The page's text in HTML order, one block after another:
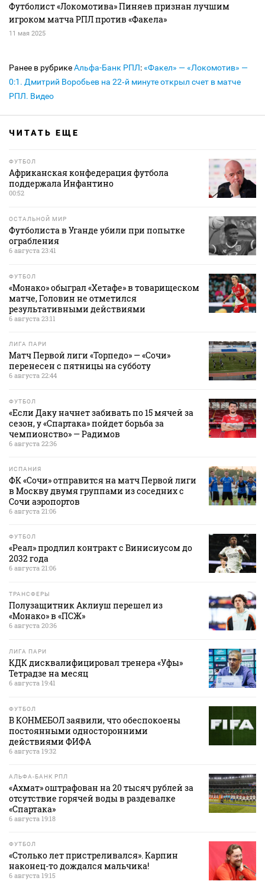
Футболист «Локомотива» Пиняев признан лучшим
игроком матча РПЛ против «Факела»
11 мая 2025
Ранее в рубрикеАльфа-Банк РПЛ:«Факел» — «Локомотив» —
0:1. Дмитрий Воробьев на 22‑й минуте открыл счет в матче
РПЛ. Видео
ЧИТАТЬ ЕЩЕ
ФУТБОЛ
Африканская конфедерация футбола
поддержала Инфантино
00:52
ОСТАЛЬНОЙ МИР
Футболиста в Уганде убили при попытке
ограбления
6 августа 23:41
ФУТБОЛ
«Монако» обыграл «Хетафе» в товарищеском
матче, Головин не отметился
результативными действиями
6 августа 23:11
ЛИГА ПАРИ
Матч Первой лиги «Торпедо» — «Сочи»
перенесен с пятницы на субботу
6 августа 22:44
ФУТБОЛ
«Если Даку начнет забивать по 15 мячей за
сезон, у «Спартака» пойдет борьба за
чемпионство» — Радимов
6 августа 22:36
ИСПАНИЯ
ФК «Сочи» отправится на матч Первой лиги
в Москву двумя группами из соседних с
Сочи аэропортов
6 августа 21:06
ФУТБОЛ
«Реал» продлил контракт с Винисиусом до
2032 года
6 августа 21:06
ТРАНСФЕРЫ
Полузащитник Аклиуш перешел из
«Монако» в «ПСЖ»
6 августа 20:36
ЛИГА ПАРИ
КДК дисквалифицировал тренера «Уфы»
Тетрадзе на месяц
6 августа 19:41
ФУТБОЛ
В КОНМЕБОЛ заявили, что обеспокоены
постоянными односторонними
действиями ФИФА
6 августа 19:32
АЛЬФА-БАНК РПЛ
«Ахмат» оштрафован на 20 тысяч рублей за
отсутствие горячей воды в раздевалке
«Спартака»
6 августа 19:18
ФУТБОЛ
«Столько лет пристреливался». Карпин
наконец-то дождался мальчика!
6 августа 19:15